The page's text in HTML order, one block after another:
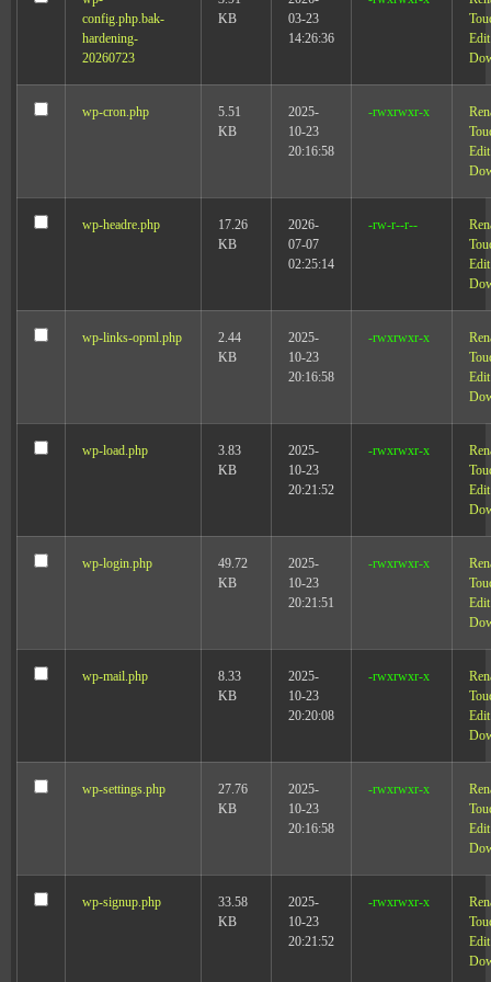
config.php.bak-
hardening-
20260723
KB
03-23
14:26:36
Edit
wp-cron.php
5.51
KB
2025-
10-23
20:16:58
-rwxrwxr-x
Edit
wp-headre.php
17.26
KB
2026-
07-07
02:25:14
-rw-r--r--
Edit
wp-links-opml.php
2.44
KB
2025-
10-23
20:16:58
-rwxrwxr-x
Edit
wp-load.php
3.83
KB
2025-
10-23
20:21:52
-rwxrwxr-x
Edit
wp-login.php
49.72
KB
2025-
10-23
20:21:51
-rwxrwxr-x
Edit
wp-mail.php
8.33
KB
2025-
10-23
20:20:08
-rwxrwxr-x
Edit
wp-settings.php
27.76
KB
2025-
10-23
20:16:58
-rwxrwxr-x
Edit
wp-signup.php
33.58
KB
2025-
10-23
20:21:52
-rwxrwxr-x
Edit